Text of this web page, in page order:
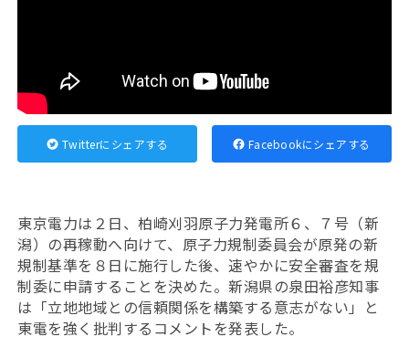
Twitterにシェアする Facebookにシェアする
東京電力は２日、柏崎刈羽原子力発電所６、７号（新
潟）の再稼動へ向けて、原子力規制委員会が原発の新
規制基準を８日に施行した後、速やかに安全審査を規
制委に申請することを決めた。新潟県の泉田裕彦知事
は「立地地域との信頼関係を構築する意志がない」と
東電を強く批判するコメントを発表した。